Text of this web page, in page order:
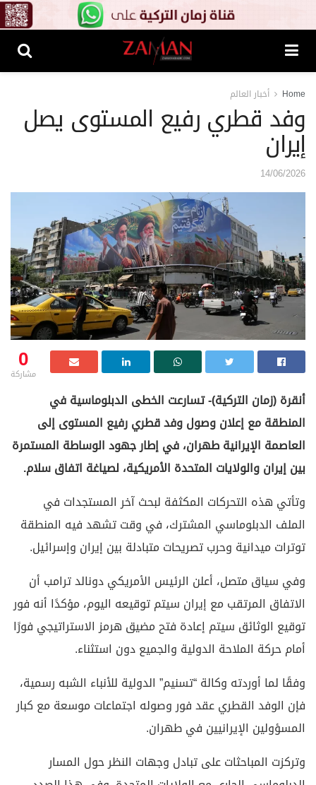
Home أخبار العالم
وفد قطري رفيع المستوى يصل
إيران
14/06/2026
0
مشاركة
أنقرة (زمان التركية)- تسارعت الخطى الدبلوماسية في
المنطقة مع إعلان وصول وفد قطري رفيع المستوى إلى
العاصمة الإيرانية طهران، في إطار جهود الوساطة المستمرة
بين إيران والولايات المتحدة الأمريكية، لصياغة اتفاق سلام.
وتأتي هذه التحركات المكثفة لبحث آخر المستجدات في
الملف الدبلوماسي المشترك، في وقت تشهد فيه المنطقة
توترات ميدانية وحرب تصريحات متبادلة بين إيران وإسرائيل.
وفي سياق متصل، أعلن الرئيس الأمريكي دونالد ترامب أن
الاتفاق المرتقب مع إيران سيتم توقيعه اليوم، مؤكدًا أنه فور
توقيع الوثائق سيتم إعادة فتح مضيق هرمز الاستراتيجي فورًا
أمام حركة الملاحة الدولية والجميع دون استثناء.
وفقًا لما أوردته وكالة “تسنيم” الدولية للأنباء الشبه رسمية،
فإن الوفد القطري عقد فور وصوله اجتماعات موسعة مع كبار
المسؤولين الإيرانيين في طهران.
وتركزت المباحثات على تبادل وجهات النظر حول المسار